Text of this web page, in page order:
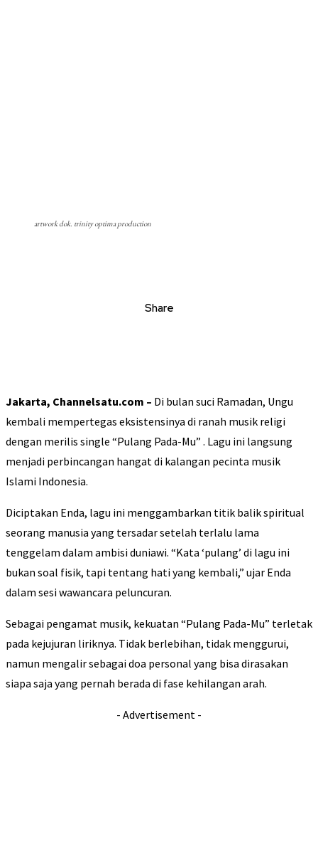
artwork dok. trinity optima production
Share
Jakarta, Channelsatu.com – Di bulan suci Ramadan, Ungu
kembali mempertegas eksistensinya di ranah musik religi
dengan merilis single “Pulang Pada-Mu” . Lagu ini langsung
menjadi perbincangan hangat di kalangan pecinta musik
Islami Indonesia.
Diciptakan Enda, lagu ini menggambarkan titik balik spiritual
seorang manusia yang tersadar setelah terlalu lama
tenggelam dalam ambisi duniawi. “Kata ‘pulang’ di lagu ini
bukan soal fisik, tapi tentang hati yang kembali,” ujar Enda
dalam sesi wawancara peluncuran.
Sebagai pengamat musik, kekuatan “Pulang Pada-Mu” terletak
pada kejujuran liriknya. Tidak berlebihan, tidak menggurui,
namun mengalir sebagai doa personal yang bisa dirasakan
siapa saja yang pernah berada di fase kehilangan arah.
- Advertisement -